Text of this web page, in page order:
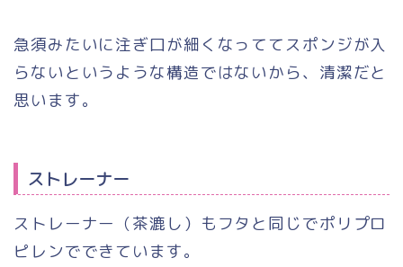
急須みたいに注ぎ口が細くなっててスポンジが入
らないというような構造ではないから、清潔だと
思います。
ストレーナー
ストレーナー（茶漉し）もフタと同じでポリプロ
ピレンでできています。